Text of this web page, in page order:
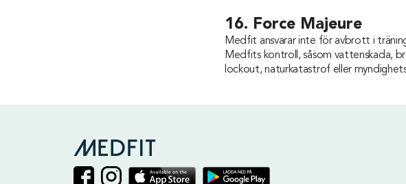
16. Force Majeure
Medfit ansvarar inte för avbrott i
Medfits kontroll, såsom vattenskada,
lockout, naturkatastrof eller